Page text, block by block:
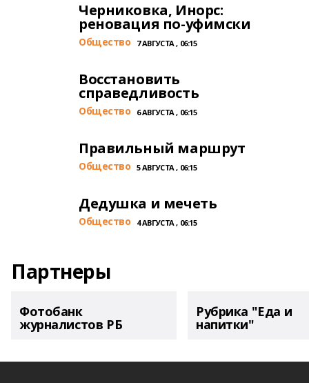
Черниковка, Инорс:
реновация по-уфимски
Общество 7 АВГУСТА , 06:15
Восстановить
справедливость
Общество 6 АВГУСТА , 06:15
Правильный маршрут
Общество 5 АВГУСТА , 06:15
Дедушка и мечеть
Общество 4 АВГУСТА , 06:15
Партнеры
Фотобанк
журналистов РБ
Рубрика "Еда и
напитки"